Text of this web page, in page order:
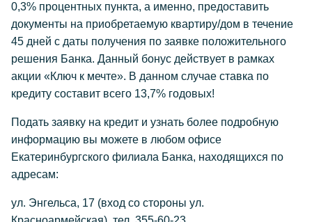
0,3% процентных пункта, а именно, предоставить
документы на приобретаемую квартиру/дом в течение
45 дней с даты получения по заявке положительного
решения Банка. Данный бонус действует в рамках
акции «Ключ к мечте». В данном случае ставка по
кредиту составит всего 13,7% годовых!
Подать заявку на кредит и узнать более подробную
информацию вы можете в любом офисе
Екатеринбургского филиала Банка, находящихся по
адресам:
ул. Энгельса, 17 (вход со стороны ул.